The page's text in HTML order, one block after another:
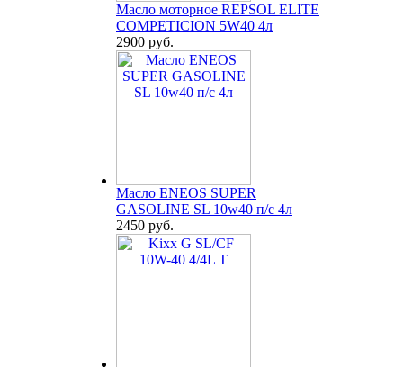
Масло моторное REPSOL ELITE
COMPETICION 5W40 4л
2900 руб.
Масло ENEOS SUPER
GASOLINE SL 10w40 п/с 4л
2450 руб.